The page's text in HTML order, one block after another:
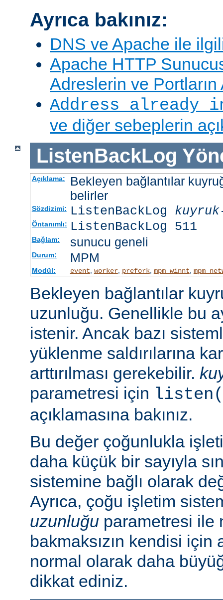
Ayrıca bakınız:
DNS ve Apache ile
Apache HTTP
Adreslerin ve Portların
Address already
ve diğer sebeplerin
ListenBackLog
Açıklama:
Bekleyen bağlantılar
belirler
Sözdizimi: ListenBackLog
Öntanımlı: ListenBackLog 511
Bağlam: sunucu geneli
Durum: MPM
Modül: event, worker, prefork, mpm_winnt,
Bekleyen bağlantılar
uzunluğu. Genellikle bu
istenir. Ancak bazı
yüklenme saldırılarına
arttırılması gerekebilir.
parametresi için
açıklamasına bakınız.
Bu değer çoğunlukla
daha küçük bir sayıyla
sistemine bağlı olarak
Ayrıca, çoğu işletim
uzunluğu parametresi ile
bakmaksızın kendisi için
normal olarak daha
dikkat ediniz.